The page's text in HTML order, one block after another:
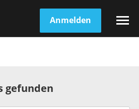
Anmelden
gefunden